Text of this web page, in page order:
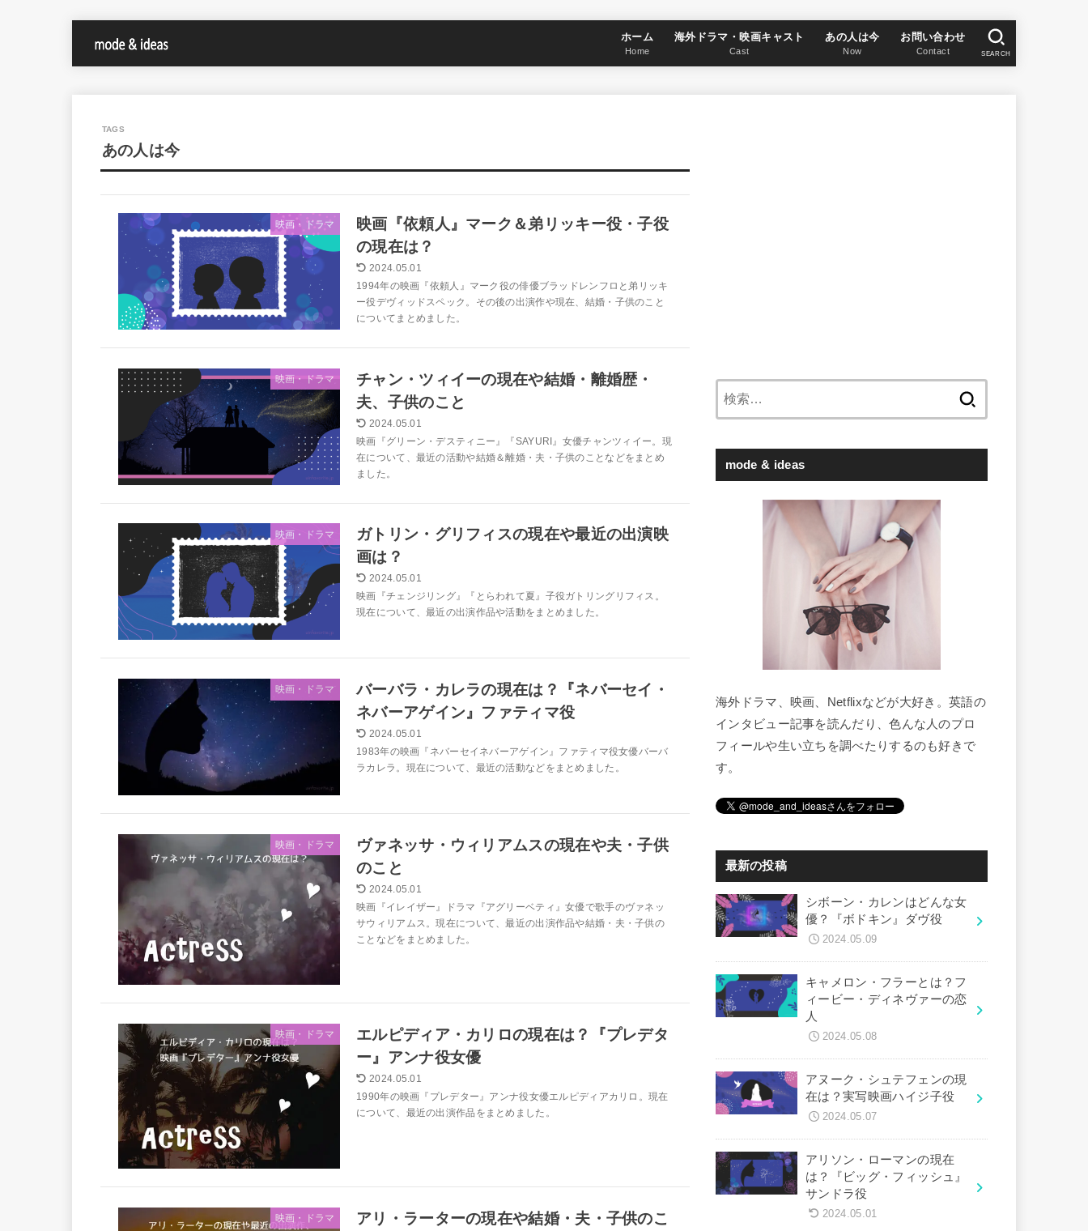
ホーム
Home
海外ドラマ・映画キャスト
Cast
あの人は今
Now
お問い合わせ
Contact SEARCH
あの人は今
映画・ドラマ
映画『依頼人』マーク＆弟リッキー役・子役
の現在は？
2024.05.01
1994年の映画『依頼人』マーク役の俳優ブラッドレンフロと弟リッキ
ー役デヴィッドスペック。その後の出演作や現在、結婚・子供のこと
についてまとめました。
映画・ドラマ
チャン・ツィイーの現在や結婚・離婚歴・
夫、子供のこと
2024.05.01
映画『グリーン・デスティニー』『SAYURI』女優チャンツィイー。現
在について、最近の活動や結婚＆離婚・夫・子供のことなどをまとめ
ました。
映画・ドラマ
ガトリン・グリフィスの現在や最近の出演映
画は？
2024.05.01
映画『チェンジリング』『とらわれて夏』子役ガトリングリフィス。
現在について、最近の出演作品や活動をまとめました。
映画・ドラマ
バーバラ・カレラの現在は？『ネバーセイ・
ネバーアゲイン』ファティマ役
2024.05.01
1983年の映画『ネバーセイネバーアゲイン』ファティマ役女優バーバ
ラカレラ。現在について、最近の活動などをまとめました。
映画・ドラマ
ヴァネッサ・ウィリアムスの現在や夫・子供
のこと
2024.05.01
映画『イレイザー』ドラマ『アグリーベティ』女優で歌手のヴァネッ
サウィリアムス。現在について、最近の出演作品や結婚・夫・子供の
ことなどをまとめました。
映画・ドラマ
エルピディア・カリロの現在は？『プレデタ
ー』アンナ役女優
2024.05.01
1990年の映画『プレデター』アンナ役女優エルピディアカリロ。現在
について、最近の出演作品をまとめました。
映画・ドラマ
アリ・ラーターの現在や結婚・夫・子供のこ
mode & ideas
海外ドラマ、映画、Netflixなどが大好き。英語の
インタビュー記事を読んだり、色んな人のプロ
フィールや生い立ちを調べたりするのも好きで
す。
最新の投稿
シボーン・カレンはどんな女
優？『ボドキン』ダヴ役
2024.05.09
キャメロン・フラーとは？フ
ィービー・ディネヴァーの恋
人
2024.05.08
アヌーク・シュテフェンの現
在は？実写映画ハイジ子役
2024.05.07
アリソン・ローマンの現在
は？『ビッグ・フィッシュ』
サンドラ役
2024.05.01